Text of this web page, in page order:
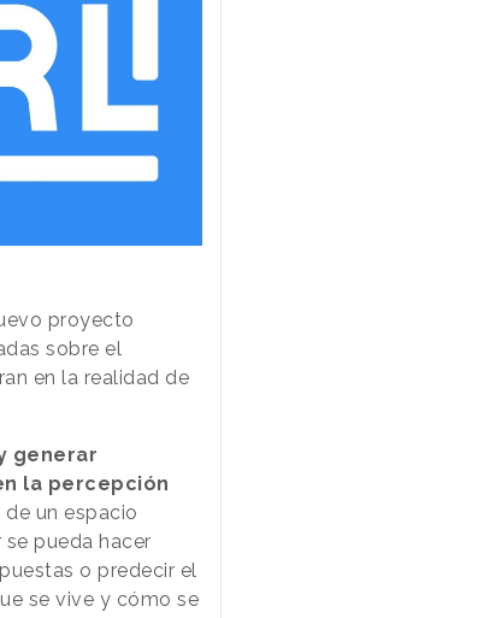
proyecto
sobre el
en la realidad de
generar
la percepción
un espacio
pueda hacer
o predecir el
se vive y cómo se